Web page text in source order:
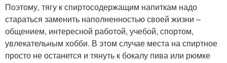
Поэтому, тягу к спиртосодержащим напиткам надо
стараться заменить наполненностью своей жизни –
общением, интересной работой, учебой, спортом,
увлекательным хобби. В этом случае места на спиртное
просто не останется и тянуть к бокалу пива или рюмке